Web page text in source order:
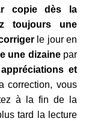
copie dès la
toujours une
le jour en
une dizainepar
et
correction, vous
à la fin de la
tard la lecture